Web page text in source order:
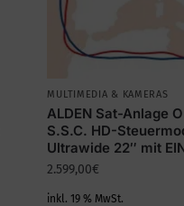
MULTIMEDIA & KAMERAS
ALDEN Sat-Anlage
S.S.C. HD-
Ultrawide 22″ mit
2.599,00€
inkl. 19 % MwSt.